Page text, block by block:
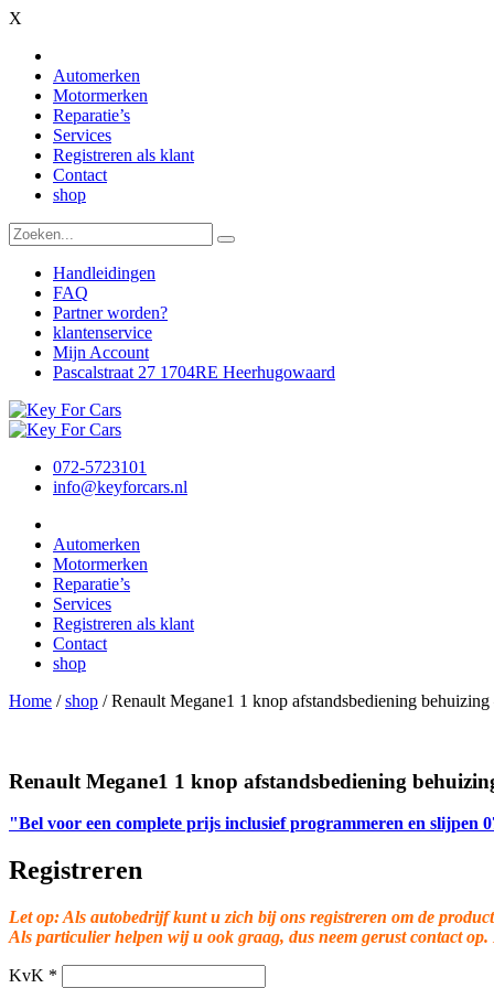
X
Automerken
Motormerken
Reparatie’s
Services
Registreren als klant
Contact
shop
Handleidingen
FAQ
Partner worden?
klantenservice
Mijn Account
Pascalstraat 27 1704RE Heerhugowaard
072-5723101
info@keyforcars.nl
Automerken
Motormerken
Reparatie’s
Services
Registreren als klant
Contact
shop
Home /shop /Renault Megane1 1 knop afstandsbediening
Renault Megane1 1 knop afstandsbediening
"Bel voor een complete prijs inclusief programmeren en slijpen
Registreren
Let op: Als autobedrijf kunt u zich bij ons registreren om de
Als particulier helpen wij u ook graag, dus neem gerust contact
KvK *